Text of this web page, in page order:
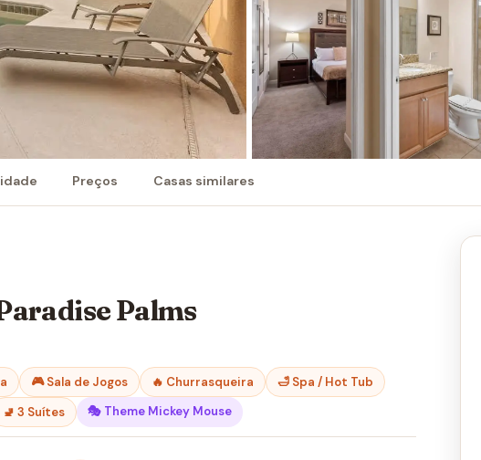
Preços Casas similares
Palms
🎮 Sala de Jogos 🔥 Churrasqueira
🛁 Spa / Hot Tub
🚽 3 Suítes 🎭 Theme Mickey Mouse